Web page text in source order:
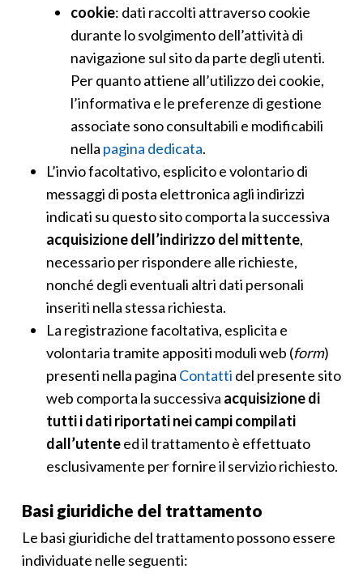
cookie: dati raccolti attraverso cookie
durante lo svolgimento dell’attività di
navigazione sul sito da parte degli utenti.
Per quanto attiene all’utilizzo dei cookie,
l’informativa e le preferenze di gestione
associate sono consultabili e modificabili
nella pagina dedicata.
L’invio facoltativo, esplicito e volontario di
messaggi di posta elettronica agli indirizzi
indicati su questo sito comporta la successiva
acquisizione dell’indirizzo del mittente,
necessario per rispondere alle richieste,
nonché degli eventuali altri dati personali
inseriti nella stessa richiesta.
La registrazione facoltativa, esplicita e
volontaria tramite appositi moduli web (form)
presenti nella pagina Contatti del presente sito
web comporta la successiva acquisizione di
tutti i dati riportati nei campi compilati
dall’utenteed il trattamento è effettuato
esclusivamente per fornire il servizio richiesto.
Basi giuridiche del trattamento
Le basi giuridiche del trattamento possono essere
individuate nelle seguenti: